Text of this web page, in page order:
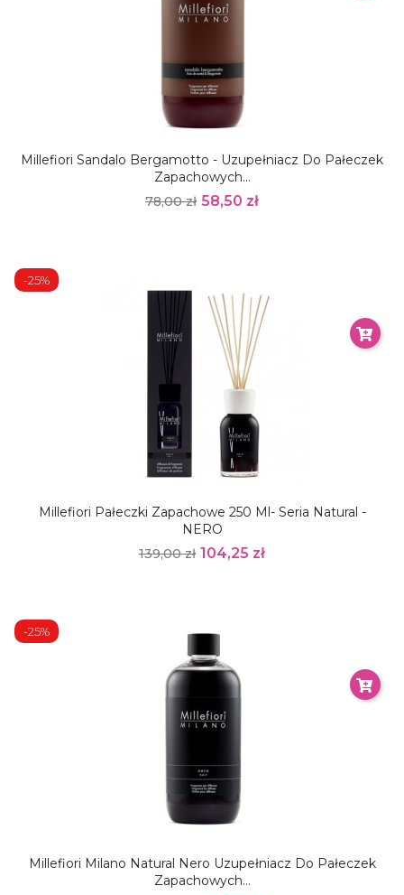
Millefiori Sandalo Bergamotto - Uzupełniacz Do Pałeczek
Zapachowych...
78,00 zł 58,50 zł
Millefiori Pałeczki Zapachowe 250 Ml- Seria Natural -
NERO
139,00 zł 104,25 zł
-25%
Millefiori Milano Natural Nero Uzupełniacz Do Pałeczek
Zapachowych...
-25%